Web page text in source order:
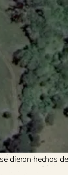
dieron hechos